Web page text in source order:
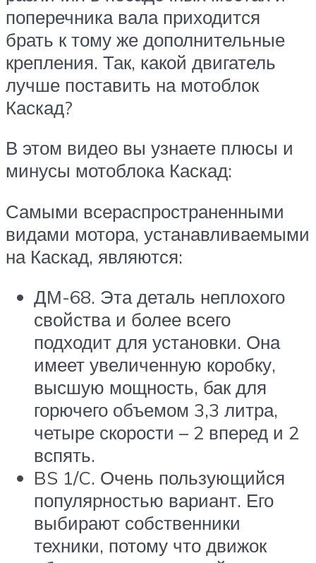
поперечника вала приходится
брать к тому же дополнительные
крепления. Так, какой двигатель
лучше поставить на мотоблок
Каскад?
В этом видео вы узнаете плюсы и
минусы мотоблока Каскад:
Самыми всераспространенными
видами мотора, устанавливаемыми
на Каскад, являются:
ДМ-68. Эта деталь неплохого
свойства и более всего
подходит для установки. Она
имеет увеличенную коробку,
высшую мощность, бак для
горючего объемом 3,3 литра,
четыре скорости – 2 вперед и 2
вспять.
BS 1/C. Очень пользующийся
популярностью вариант. Его
выбирают собственники
техники, потому что движок